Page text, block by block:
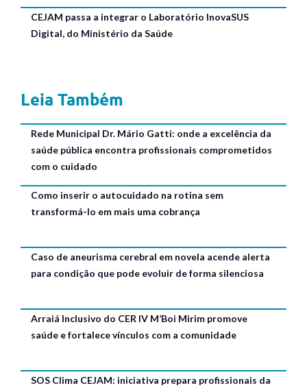
CEJAM passa a integrar o Laboratório InovaSUS
Digital, do Ministério da Saúde
Leia Também
Rede Municipal Dr. Mário Gatti: onde a excelência da
saúde pública encontra profissionais comprometidos
com o cuidado
Como inserir o autocuidado na rotina sem
transformá-lo em mais uma cobrança
Caso de aneurisma cerebral em novela acende alerta
para condição que pode evoluir de forma silenciosa
Arraiá Inclusivo do CER IV M’Boi Mirim promove
saúde e fortalece vínculos com a comunidade
SOS Clima CEJAM: iniciativa prepara profissionais da